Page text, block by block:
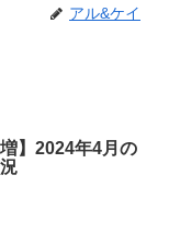
アル&ケイ
】2024年4月の